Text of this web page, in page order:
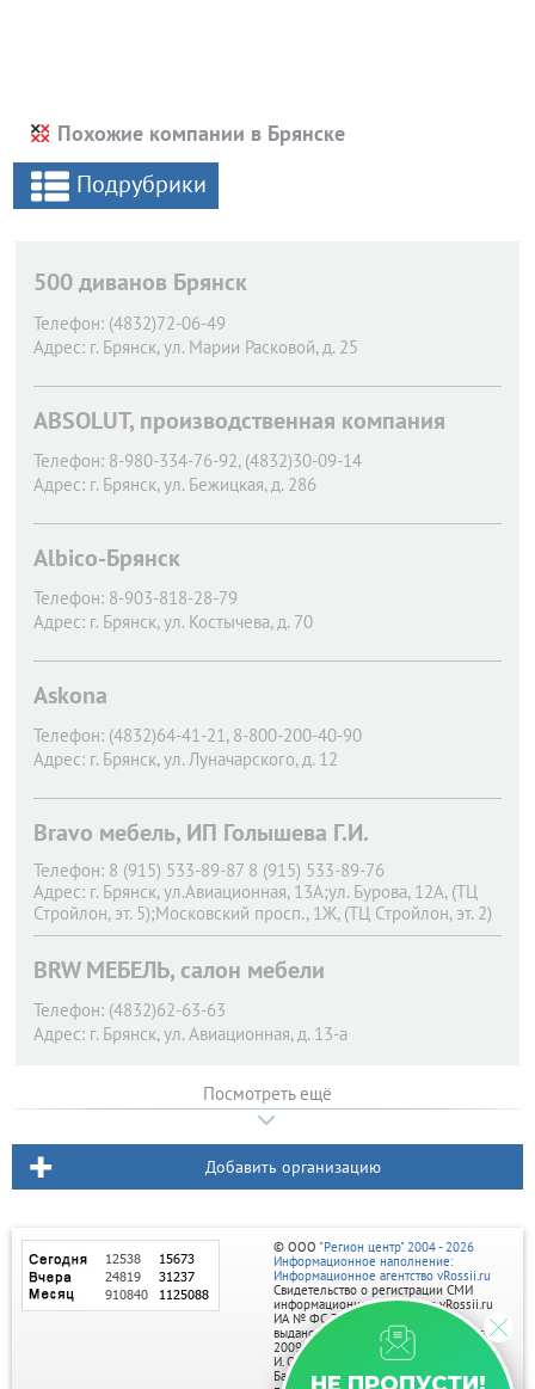
Похожие компании в Брянске
Подрубрики
500 диванов Брянск
Телефон: (4832)72-06-49
Адрес: г. Брянск, ул. Марии Расковой, д. 25
ABSOLUT, производственная компания
Телефон: 8-980-334-76-92, (4832)30-09-14
Адрес: г. Брянск, ул. Бежицкая, д. 286
Albico-Брянск
Телефон: 8-903-818-28-79
Адрес: г. Брянск, ул. Костычева, д. 70
Askona
Телефон: (4832)64-41-21, 8-800-200-40-90
Адрес: г. Брянск, ул. Луначарского, д. 12
Bravo мебель, ИП Голышева Г.И.
Телефон: 8 (915) 533-89-87 8 (915) 533-89-76
Адрес: г. Брянск, ул.Авиационная, 13А;ул. Бурова, 12А, (ТЦ
Стройлон, эт. 5);Московский просп., 1Ж, (ТЦ Стройлон, эт. 2)
BRW МЕБЕЛЬ, салон мебели
Телефон: (4832)62-63-63
Адрес: г. Брянск, ул. Авиационная, д. 13-а
Посмотреть ещё
Добавить организацию
© ООО "Регион центр" 2004 - 2026
Информационное наполнение:
Информационное агентство vRossii.ru
Свидетельство о регистрации СМИ
информационного агентства vRossii.ru
ИА № ФС 77‑35502
выдано РОСКОМНАДЗОРом 04 марта
2009г.
И. О. Главного редактора Нарыков А. Н.
Баннеры на портале размещаются на